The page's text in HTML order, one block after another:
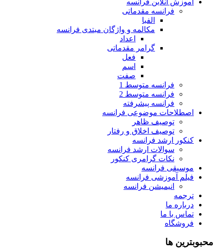
فرانسه مقدماتی
الفبا
مکالمه و واژگان مبتدی فرانسه
اعداد
گرامر مقدماتی
فعل
اسم
صفت
فرانسه متوسط 1
فرانسه متوسط 2
فرانسه پیشرفته
اصطلاحات موضوعی فرانسه
توصیف ظاهر
توصیف اخلاق و رفتار
کنکور ارشد فرانسه
سوالات ارشد فرانسه
نکات گرامری کنکور
موسیقی فرانسه
فیلم آموزشی فرانسه
انیمیشن فرانسه
ترجمه
درباره ما
تماس با ما
فروشگاه
محبوبترین ها